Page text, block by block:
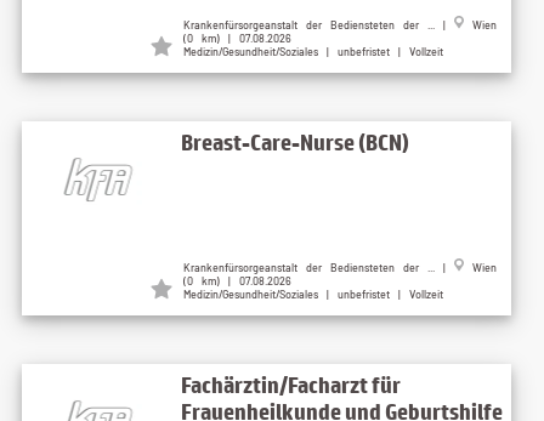
Krankenfürsorgeanstalt der Bediensteten der ... |
Wien
(0 km) | 07.08.2026
Medizin/Gesundheit/Soziales | unbefristet | Vollzeit
Breast-Care-Nurse (BCN)
Krankenfürsorgeanstalt der Bediensteten der ... |
Wien
(0 km) | 07.08.2026
Medizin/Gesundheit/Soziales | unbefristet | Vollzeit
Fachärztin/Facharzt für
Frauenheilkunde und Geburtshilfe